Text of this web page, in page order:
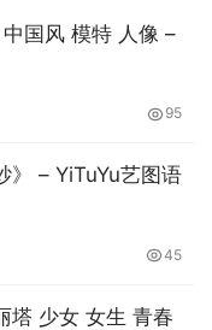
国风 模特 人像 –
95
》 – YiTuYu艺图语
45
塔 少女 女生 青春